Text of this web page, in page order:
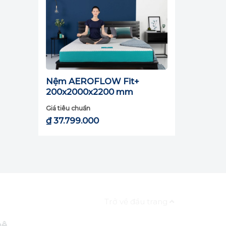
Nệm AEROFLOW Fit+
200x2000x2200 mm
Giá tiêu chuẩn
₫37.799.000